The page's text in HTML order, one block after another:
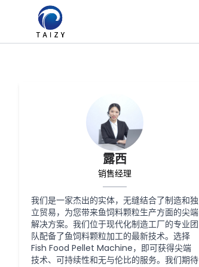
露西
销售经理
我们是一家杰出的实体，无缝结合了制造和独
立贸易，为您带来鱼饲料颗粒生产方面的尖端
解决方案。我们位于现代化制造工厂的专业团
队配备了鱼饲料颗粒加工的最新技术。选择
Fish Food Pellet Machine，即可获得尖端
技术、可持续性和无与伦比的服务。我们期待